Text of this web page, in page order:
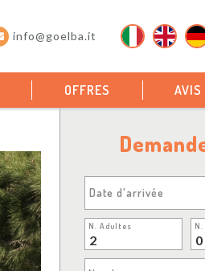
info@goelba.it
OFFRES AVIS
Date d'arrivée
N. Adultes